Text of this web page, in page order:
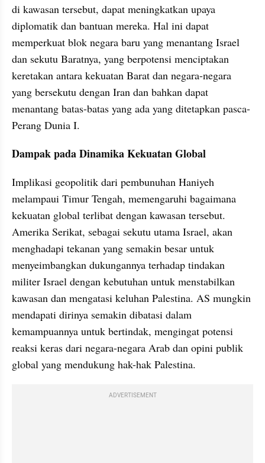
di kawasan tersebut, dapat meningkatkan upaya
diplomatik dan bantuan mereka. Hal ini dapat
memperkuat blok negara baru yang menantang Israel
dan sekutu Baratnya, yang berpotensi menciptakan
keretakan antara kekuatan Barat dan negara-negara
yang bersekutu dengan Iran dan bahkan dapat
menantang batas-batas yang ada yang ditetapkan pasca-
Perang Dunia I.
Dampak pada Dinamika Kekuatan Global
Implikasi geopolitik dari pembunuhan Haniyeh
melampaui Timur Tengah, memengaruhi bagaimana
kekuatan global terlibat dengan kawasan tersebut.
Amerika Serikat, sebagai sekutu utama Israel, akan
menghadapi tekanan yang semakin besar untuk
menyeimbangkan dukungannya terhadap tindakan
militer Israel dengan kebutuhan untuk menstabilkan
kawasan dan mengatasi keluhan Palestina. AS mungkin
mendapati dirinya semakin dibatasi dalam
kemampuannya untuk bertindak, mengingat potensi
reaksi keras dari negara-negara Arab dan opini publik
global yang mendukung hak-hak Palestina.
ADVERTISEMENT